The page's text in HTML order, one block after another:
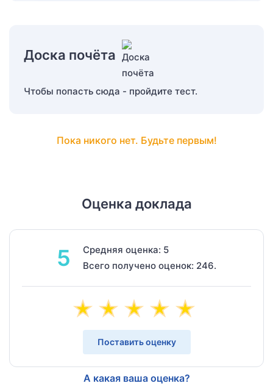
Доска почёта
Чтобы попасть сюда - пройдите тест.
Пока никого нет. Будьте первым!
Оценка доклада
5
Средняя оценка: 5
Всего получено оценок: 246.
Поставить оценку
А какая ваша оценка?